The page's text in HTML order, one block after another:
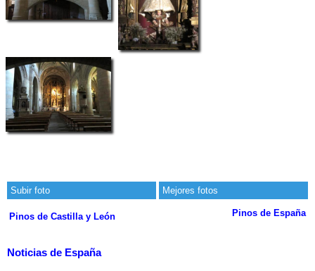
Subir foto Mejores fotos
Pinos de Castilla y León Pinos de España
Noticias de España